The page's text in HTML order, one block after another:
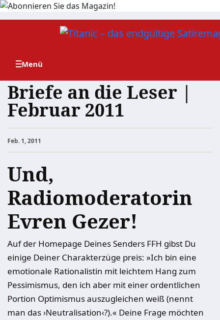
Zum
Briefe an die Leser |
Februar 2011
Feb. 1, 2011
Und,
Radiomoderatorin
Evren Gezer!
Auf der Homepage Deines Senders FFH gibst Du
einige Deiner Charakterzüge preis: »Ich bin eine
emotionale Rationalistin mit leichtem Hang zum
Pessimismus, den ich aber mit einer ordentlichen
Portion Optimismus auszugleichen weiß (nennt
man das ›Neutralisation‹?).« Deine Frage möchten